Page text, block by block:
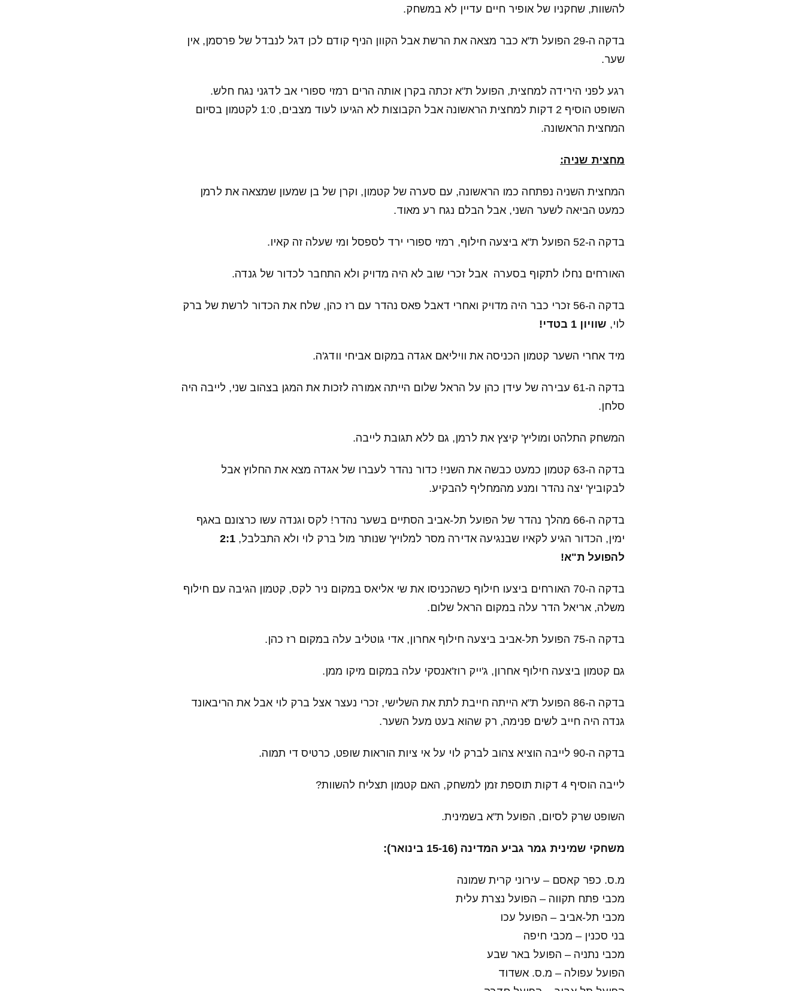
להשוות, שחקניו של אופיר חיים עדיין לא במשחק.
בדקה ה-29 הפועל ת"א כבר מצאה את הרשת אבל הקוון הניף קודם לכן דגל לנבדל של פרסמן, אין
שער.
רגע לפני הירידה למחצית, הפועל ת"א זכתה בקרן אותה הרים רמזי ספורי אב לדגני נגח חלש.
השופט הוסיף 2 דקות למחצית הראשונה אבל הקבוצות לא הגיעו לעוד מצבים, 1:0 לקטמון בסיום
המחצית הראשונה.
מחצית שניה:
המחצית השניה נפתחה כמו הראשונה, עם סערה של קטמון, וקרן של בן שמעון שמצאה את לרמן
כמעט הביאה לשער השני, אבל הבלם נגח רע מאוד.
בדקה ה-52 הפועל ת"א ביצעה חילוף, רמזי ספורי ירד לספסל ומי שעלה זה קאיו.
האורחים נחלו לתקוף בסערה אבל זכרי שוב לא היה מדויק ולא התחבר לכדור של גנדה.
בדקה ה-56 זכרי כבר היה מדויק ואחרי דאבל פאס נהדר עם רז כהן, שלח את הכדור לרשת של ברק
לוי, שוויון 1 בטדי!
מיד אחרי השער קטמון הכניסה את וויליאם אגדה במקום אביחי וודג'ה.
בדקה ה-61 עבירה של עידן כהן על הראל שלום הייתה אמורה לזכות את המגן בצהוב שני, לייבה היה
סלחן.
המשחק התלהט ומוליץ' קיצץ את לרמן, גם ללא תגובת לייבה.
בדקה ה-63 קטמון כמעט כבשה את השני! כדור נהדר לעברו של אגדה מצא את החלוץ אבל
לבקוביץ' יצה נהדר ומנע מהמחליף להבקיע.
בדקה ה-66 מהלך נהדר של הפועל תל-אביב הסתיים בשער נהדר! לקס וגנדה עשו כרצונם באגף
ימין, הכדור הגיע לקאיו שבנגיעה אדירה מסר למלויץ' שנותר מול ברק לוי ולא התבלבל, 2:1
להפועל ת"א!
בדקה ה-70 האורחים ביצעו חילוף כשהכניסו את שי אליאס במקום ניר לקס, קטמון הגיבה עם חילוף
משלה, אריאל הדר עלה במקום הראל שלום.
בדקה ה-75 הפועל תל-אביב ביצעה חילוף אחרון, אדי גוטליב עלה במקום רז כהן.
גם קטמון ביצעה חילוף אחרון, ג'ייק רוז'אנסקי עלה במקום מיקו ממן.
בדקה ה-86 הפועל ת"א הייתה חייבת לתת את השלישי, זכרי נעצר אצל ברק לוי אבל את הריבאונד
גנדה היה חייב לשים פנימה, רק שהוא בעט מעל השער.
בדקה ה-90 לייבה הוציא צהוב לברק לוי על אי ציות הוראות שופט, כרטיס די תמוה.
לייבה הוסיף 4 דקות תוספת זמן למשחק, האם קטמון תצליח להשוות?
השופט שרק לסיום, הפועל ת"א בשמינית.
משחקי שמינית גמר גביע המדינה (15-16 בינואר):
מ.ס. כפר קאסם – עירוני קרית שמונה
מכבי פתח תקווה – הפועל נצרת עלית
מכבי תל-אביב – הפועל עכו
בני סכנין – מכבי חיפה
מכבי נתניה – הפועל באר שבע
הפועל עפולה – מ.ס. אשדוד